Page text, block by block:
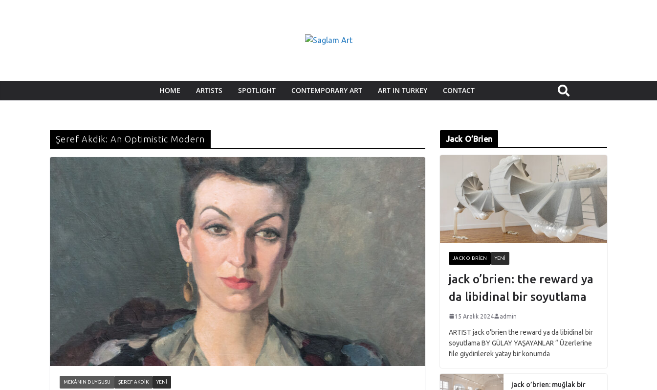
HOME ARTISTS SPOTLIGHT CONTEMPORARY ART ART IN TURKEY CONTACT
Şeref Akdik: An Optimistic Modern
MEKÂNIN DUYGUSU ŞEREF AKDIK YENI
Jack O’Brien
JACK O'BRIEN YENI
jack o’brien: the reward ya
da libidinal bir soyutlama
15 Aralık 2024 admin
ARTIST jack o’brien the reward ya da libidinal bir
soyutlama BY GÜLAY YAŞAYANLAR “ Üzerlerine
file giydirilerek yatay bir konumda
jack o’brien: muğlak bir